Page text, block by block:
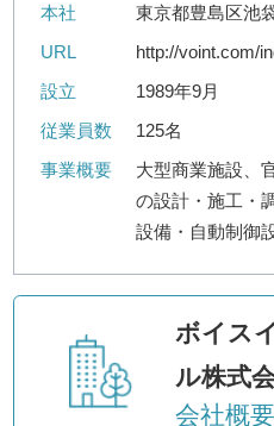
本社
東京都豊島区池
URL
http://voint.com/
設立
1989年9月
従業員数
125名
事業概要
大型商業施設、
の設計・施工・
設備・自動制御
ボイス
ル株式
会社概要